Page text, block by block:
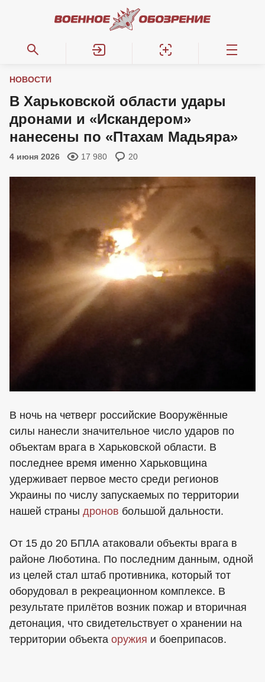
НОВОСТИ
В Харьковской области удары
дронами и «Искандером»
нанесены по «Птахам Мадьяра»
4 июня 2026 17 980 20
В ночь на четверг российские Вооружённые
силы нанесли значительное число ударов по
объектам врага в Харьковской области. В
последнее время именно Харьковщина
удерживает первое место среди регионов
Украины по числу запускаемых по территории
нашей страны дронов большой дальности.
От 15 до 20 БПЛА атаковали объекты врага в
районе Люботина. По последним данным, одной
из целей стал штаб противника, который тот
оборудовал в рекреационном комплексе. В
результате прилётов возник пожар и вторичная
детонация, что свидетельствует о хранении на
территории объекта оружия и боеприпасов.